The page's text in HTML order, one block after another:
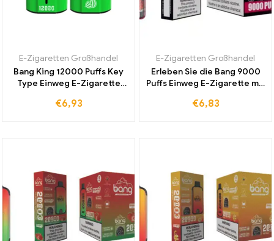
E-Zigaretten Großhandel
Bang King 12000 Puffs Key
Type Einweg E-Zigarette
Bestseller Zum
€6,93
E-Zigaretten Großhandel
Erleben Sie die Bang 9000
Puffs Einweg E-Zigarette mit
9000 Züge voller intensiver
€6,83